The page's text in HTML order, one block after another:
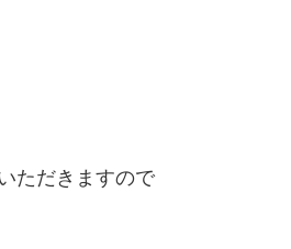
ただきますので